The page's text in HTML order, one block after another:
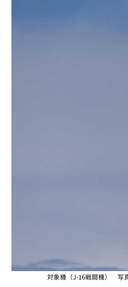
対象機（J-16戦闘機） 写